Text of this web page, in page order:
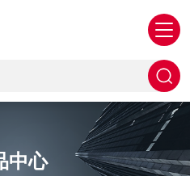
中心